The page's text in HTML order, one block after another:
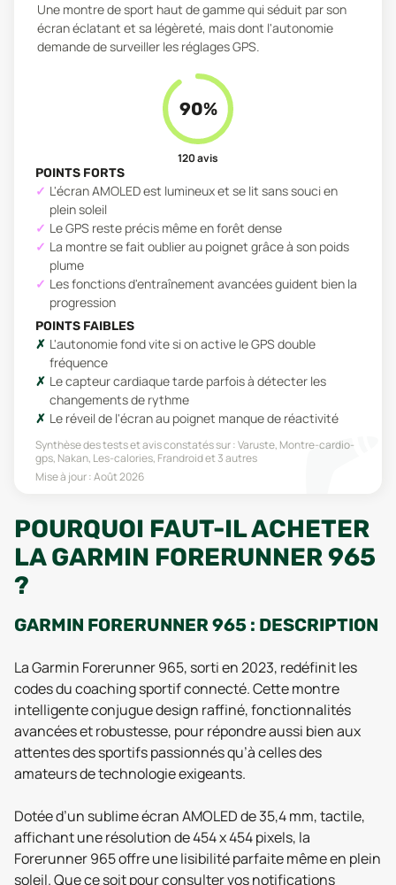
Une montre de sport haut de gamme qui séduit par son
écran éclatant et sa légèreté, mais dont l'autonomie
demande de surveiller les réglages GPS.
90%
120avis
POINTS FORTS
L'écran AMOLED est lumineux et se lit sans souci en
plein soleil
Le GPS reste précis même en forêt dense
La montre se fait oublier au poignet grâce à son poids
plume
Les fonctions d'entraînement avancées guident bien la
progression
POINTS FAIBLES
L'autonomie fond vite si on active le GPS double
fréquence
Le capteur cardiaque tarde parfois à détecter les
changements de rythme
Le réveil de l'écran au poignet manque de réactivité
Synthèse des tests et avis constatés sur :Varuste, Montre-cardio-
gps, Nakan, Les-calories, Frandroidet 3 autres
Mise à jour :Août 2026
POURQUOI FAUT-IL ACHETER
LA GARMIN FORERUNNER 965
?
GARMIN FORERUNNER 965 : DESCRIPTION
La Garmin Forerunner 965, sorti en 2023, redéfinit les
codes du coaching sportif connecté. Cette montre
intelligente conjugue design raffiné, fonctionnalités
avancées et robustesse, pour répondre aussi bien aux
attentes des sportifs passionnés qu’à celles des
amateurs de technologie exigeants.
Dotée d’un sublime écran AMOLED de 35,4 mm, tactile,
affichant une résolution de 454 x 454 pixels, la
Forerunner 965 offre une lisibilité parfaite même en plein
soleil. Que ce soit pour consulter vos notifications